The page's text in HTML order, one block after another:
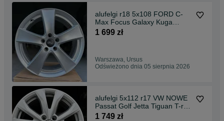
alufelgi r18 5x108 FORD C-
Max Focus Galaxy Kuga
Mondeo S-Max Edge #864
1 699 zł
Warszawa, Ursus
Odświeżono dnia 05 sierpnia 2026
alufelgi 5x112 r17 VW NOWE
Passat Golf Jetta Tiguan T-roc
Touran Caddy
1 749 zł